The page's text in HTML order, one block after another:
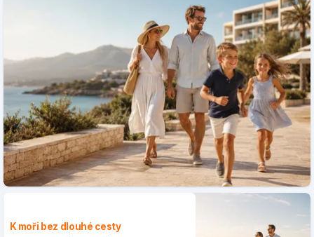
K moři bez dlouhé cesty